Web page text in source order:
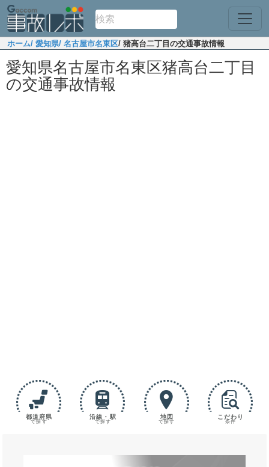
ホーム/ 愛知県/ 名古屋市名東区/ 猪高台二丁目の交通事故情報
愛知県名古屋市名東区猪高台二丁目
の交通事故情報
都道府県
で探す
沿線・駅
で探す
地図
で探す
こだわり
条件